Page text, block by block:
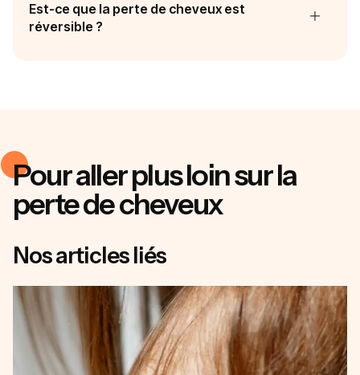
Est-ce que la perte de cheveux est
réversible ?
Pour aller plus loin sur la
perte de cheveux
Nos articles liés